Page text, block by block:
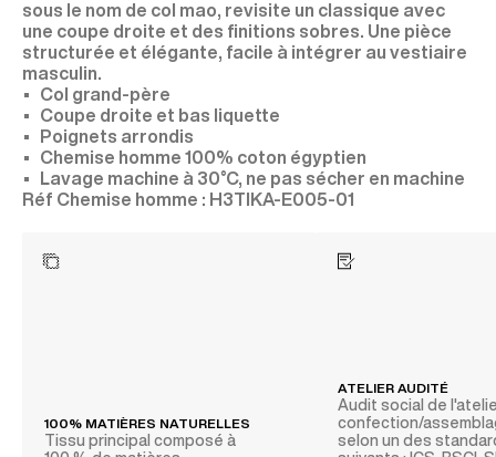
sous le nom de col mao, revisite un classique avec
une coupe droite et des finitions sobres. Une pièce
structurée et élégante, facile à intégrer au vestiaire
masculin.
Col grand-père
Coupe droite et bas liquette
Poignets arrondis
Chemise homme 100% coton égyptien
Lavage machine à 30°C, ne pas sécher en machine
H3TIKA-E005-01
100% MATIÈRES NATURELLES
Tissu principal composé à
ATELIER AUDITÉ
Audit social de
confection/
selon un des